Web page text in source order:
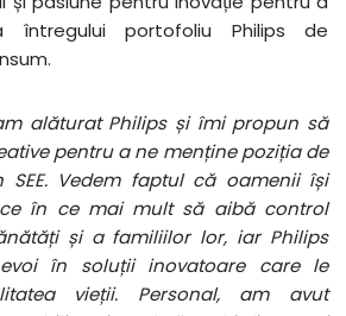
întregului portofoliu Philips de
alăturat Philips și îmi propun să
pentru a ne menține poziția de
Vedem faptul că oamenii își
în ce mai mult să aibă control
și a familiilor lor, iar Philips
în soluții inovatoare care le
vieții. Personal, am avut